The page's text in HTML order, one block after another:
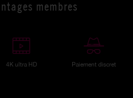
membres
4K ultra HD Paiement discret